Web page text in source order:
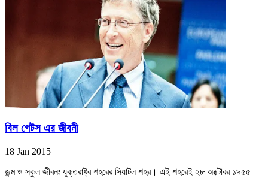
বিল গেটস এর জীবনী
18 Jan 2015
জন্ম ও স্কুল জীবনঃ যুক্তরাষ্ট্র শহরের সিয়াটল শহর। এই শহরেই ২৮ অক্টোবর ১৯৫৫